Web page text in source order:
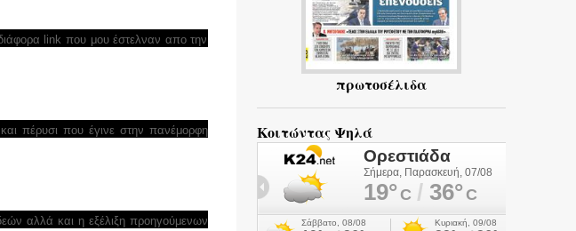
διάφορα link που μου έστελναν απο την
πέρυσι που έγινε στην πανέμορφη
αλλά και η εξέλιξη προηγούμενων
πρωτοσέλιδα
Κοιτώντας Ψηλά